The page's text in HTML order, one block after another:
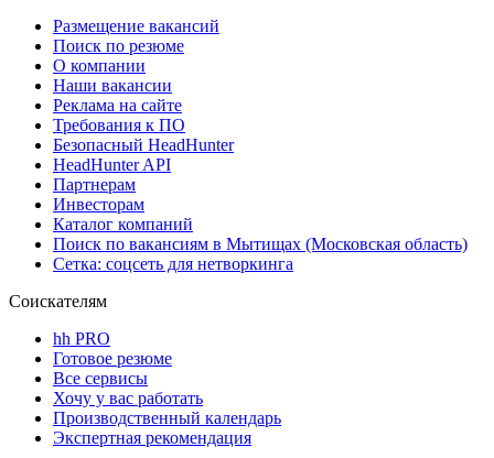
Размещение вакансий
Поиск по резюме
О компании
Наши вакансии
Реклама на сайте
Требования к ПО
Безопасный HeadHunter
HeadHunter API
Партнерам
Инвесторам
Каталог компаний
Поиск по вакансиям в Мытищах (Московская область)
Сетка: соцсеть для нетворкинга
Соискателям
hh PRO
Готовое резюме
Все сервисы
Хочу у вас работать
Производственный календарь
Экспертная рекомендация